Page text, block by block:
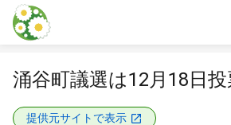
本文に飛ぶ
涌谷町議選は12月18日投
提供元サイトで表示